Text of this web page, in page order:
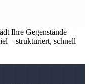
Ihre Gegenstände
– strukturiert, schnell